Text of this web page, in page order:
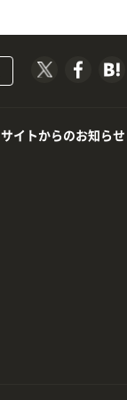
サイトからのお知らせ